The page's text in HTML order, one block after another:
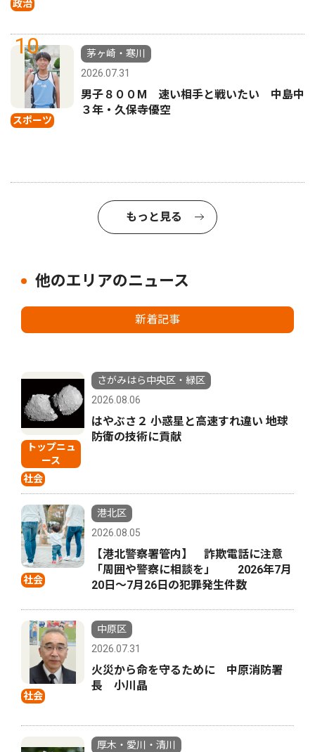
政治
10
スポーツ
茅ヶ崎・寒川
2026.07.31
男子８００M 速い相手と戦いたい 中島中
３年・久保寺優空
もっと見る
他のエリアのニュース
新着記事
トップニュ
ース
社会
さがみはら中央区・緑区
2026.08.06
はやぶさ２ 小惑星と高速すれ違い 地球
防衛の技術に貢献
社会
港北区
2026.08.05
【港北警察署管内】 詐欺電話に注意
「周囲や警察に相談を」 2026年7月
20日〜7月26日の犯罪発生件数
社会
中原区
2026.07.31
火災から命を守るために 中原消防署
長 小川晶
厚木・愛川・清川